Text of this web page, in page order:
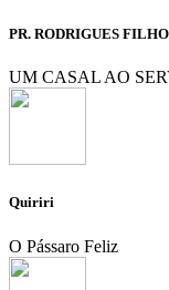
PR. RODRIGUES
UM CASAL AO
Quiriri
O Pássaro Feliz